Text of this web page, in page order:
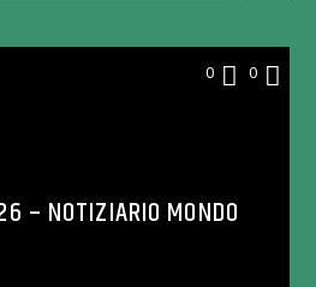
0 0
– NOTIZIARIO MONDO